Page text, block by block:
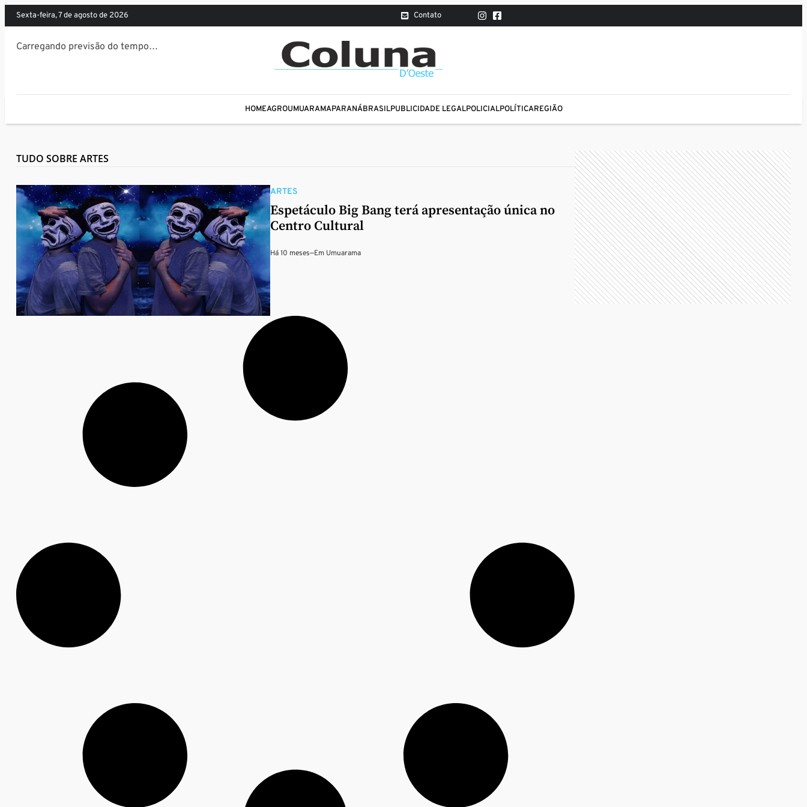
sexta-feira, 7 de agosto de 2026 Contato
Carregando previsão do tempo…
HOMEAGROUMUARAMAPARANÁBRASILPUBLICIDADE LEGALPOLICIALPOLÍTICAREGIÃO
TUDO SOBRE ARTES
ARTES
Espetáculo Big Bang terá apresentação única no
Centro Cultural
Há 10 meses—Em Umuarama